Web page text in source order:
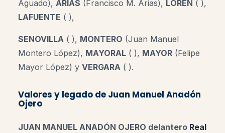
Aguado), ARIAS (Francisco M. Arias), LOREN ( ),
LAFUENTE ( ),
SENOVILLA ( ), MONTERO (Juan Manuel
Montero López), MAYORAL ( ), MAYOR (Felipe
Mayor López) y VERGARA ( ).
Valores y legado de Juan Manuel Anadón
Ojero
JUAN MANUEL ANADÓN OJERO delantero Real